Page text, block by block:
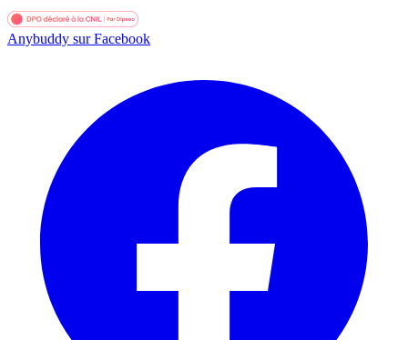
Anybuddy sur Facebook